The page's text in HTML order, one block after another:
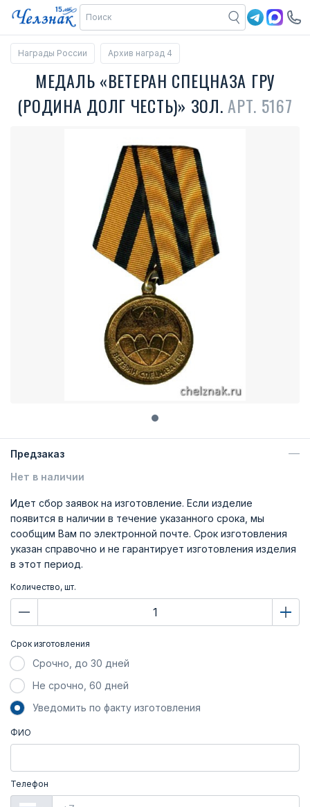
Награды России Архив наград 4
МЕДАЛЬ «ВЕТЕРАН СПЕЦНАЗА ГРУ
(РОДИНА ДОЛГ ЧЕСТЬ)» ЗОЛ.АРТ. 5167
Предзаказ
Нет в наличии
Идет сбор заявок на изготовление. Если изделие
появится в наличии в течение указанного срока, мы
сообщим Вам по электронной почте. Срок изготовления
указан справочно и не гарантирует изготовления изделия
в этот период.
Количество, шт.
Срок изготовления
Срочно, до 30 дней
Не срочно, 60 дней
Уведомить по факту изготовления
ФИО
Телефон